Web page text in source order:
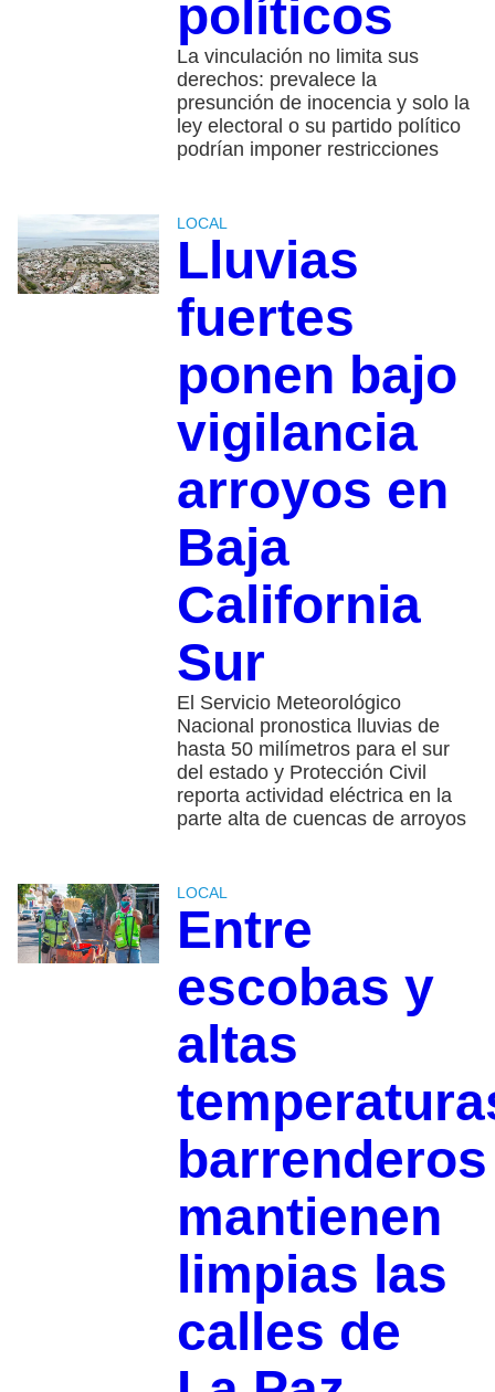
políticos
La vinculación no limita sus
derechos: prevalece la
presunción de inocencia y solo la
ley electoral o su partido político
podrían imponer restricciones
LOCAL
Lluvias
fuertes
ponen bajo
vigilancia
arroyos en
Baja
California
Sur
El Servicio Meteorológico
Nacional pronostica lluvias de
hasta 50 milímetros para el sur
del estado y Protección Civil
reporta actividad eléctrica en la
parte alta de cuencas de arroyos
LOCAL
Entre
escobas y
altas
barrenderos
mantienen
limpias las
calles de